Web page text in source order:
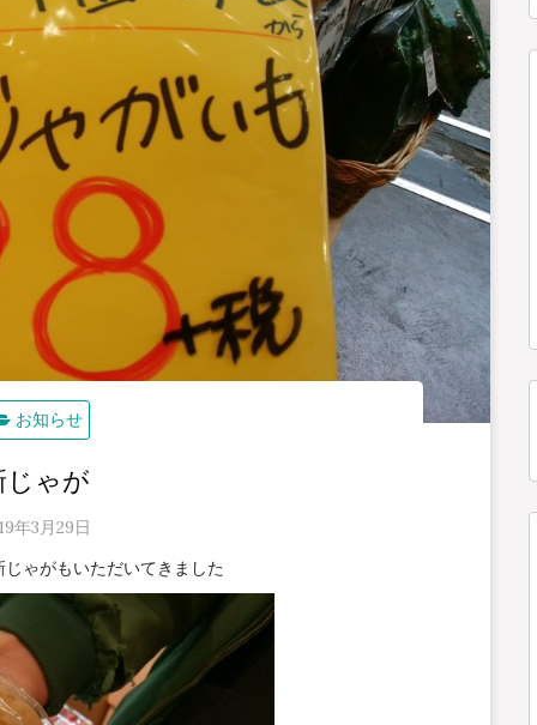
お知らせ
じゃが
年3月29日
ゃがもいただいてきました